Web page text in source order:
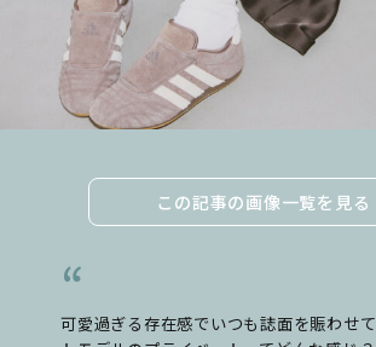
この記事の画像一覧を見る
可愛過ぎる存在感でいつも誌面を賑わせ